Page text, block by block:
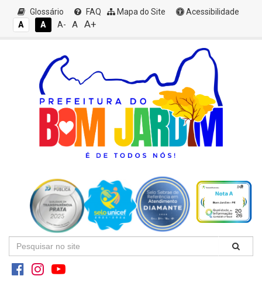
Glossário FAQ Mapa do Site
Acessibilidade
A
A A- A A+